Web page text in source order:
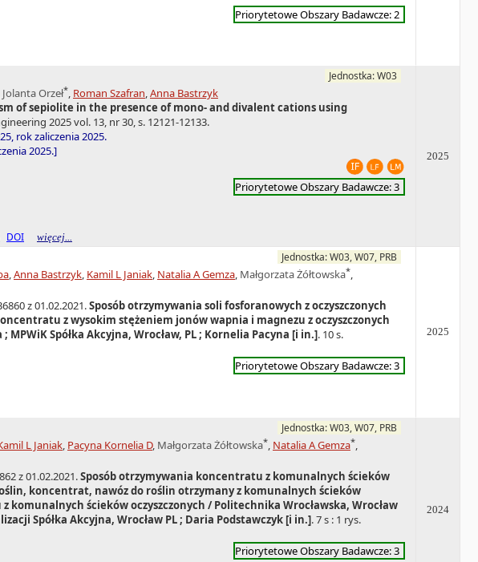
Priorytetowe Obszary Badawcze: 2
Jednostka: W03
Jolanta Orzeł*, Roman Szafran,Anna Bastrzyk
of sepiolite in the presence of mono- and divalent cations using
2025 vol. 13, nr 30, s. 12121-12133.
rok zaliczenia 2025.
2025.]
Priorytetowe Obszary Badawcze: 3
DOI więcej...
2025
Jednostka: W03, W07, PRB
,Anna Bastrzyk, Kamil L Janiak, Natalia A Gemza, Małgorzata Żółtowska*,
z 01.02.2021.Sposób otrzymywania soli fosforanowych z oczyszczonych
z wysokim stężeniem jonów wapnia i magnezu z oczyszczonych
Spółka Akcyjna, Wrocław, PL ; Kornelia Pacyna [i in.]. 10 s.
Priorytetowe Obszary Badawcze: 3
2025
Jednostka: W03, W07, PRB
L Janiak, Pacyna Kornelia D, Małgorzata Żółtowska*, Natalia A Gemza*,
z 01.02.2021.Sposób otrzymywania koncentratu z komunalnych ścieków
koncentrat, nawóz do roślin otrzymany z komunalnych ścieków
komunalnych ścieków oczyszczonych / Politechnika Wrocławska, Wrocław
Spółka Akcyjna, Wrocław PL ; Daria Podstawczyk [i in.]. 7 s : 1 rys.
Priorytetowe Obszary Badawcze: 3
2024